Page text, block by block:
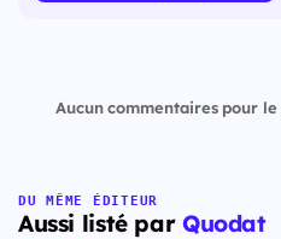
Aucun commentaires pour
DU MÊME ÉDITEUR
Aussi listé par Quodat